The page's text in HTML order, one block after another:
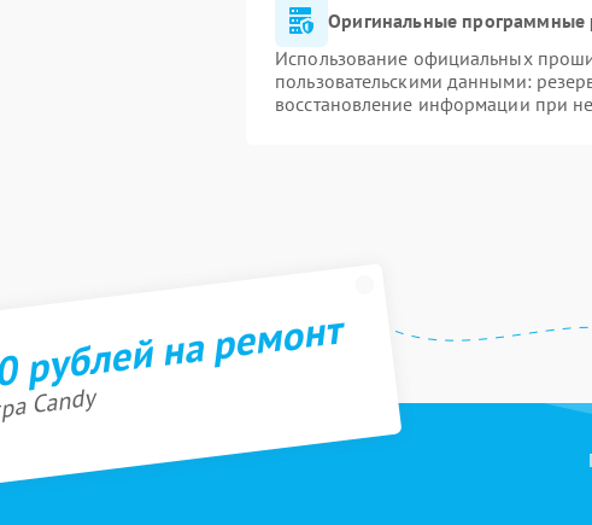
Оригинальные программные
Использование официальных
пользовательскими данными:
восстановление информации при
на ремонт
Candy